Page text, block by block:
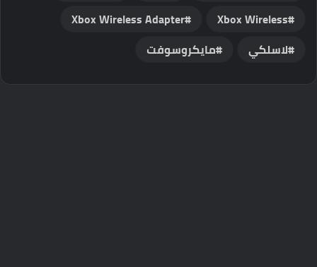
Xbox Wireless
Xbox Wireless Adapter
لاسلكي
مايكروسوفت